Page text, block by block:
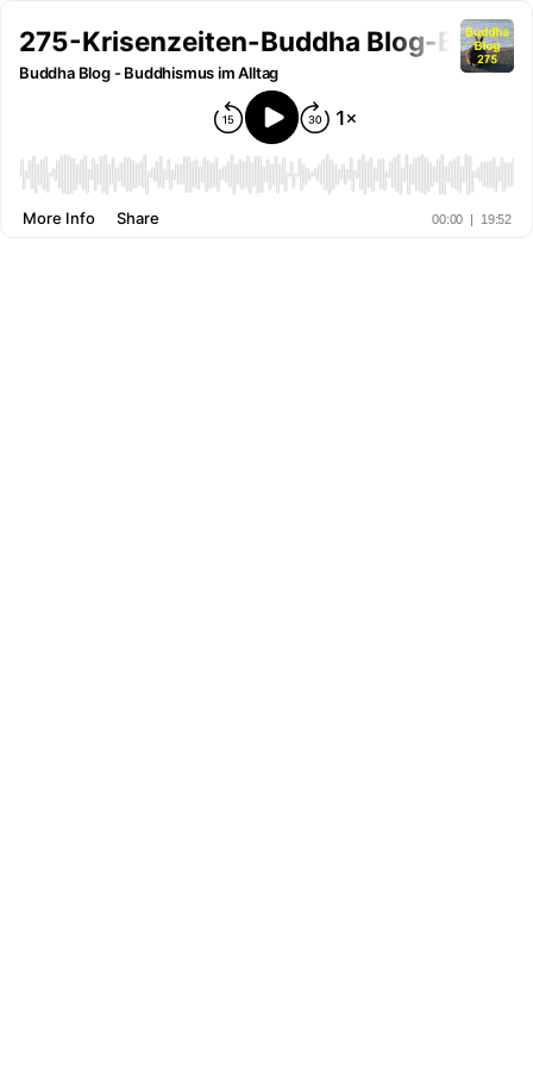
275-Krisenzeiten-Buddha Blog-
Buddha Blog - Buddhismus im Alltag
00:00 | 19:52
More Info Share